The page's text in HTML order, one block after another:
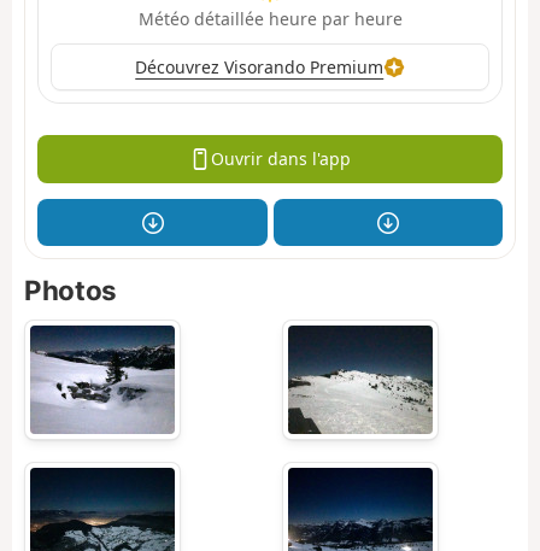
Météo détaillée heure par heure
Découvrez Visorando Premium
Ouvrir dans l'app
Photos